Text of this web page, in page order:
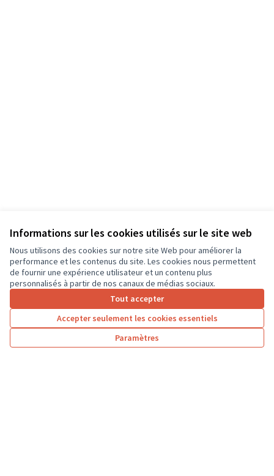
Informations sur les cookies utilisés sur le site web
Nous utilisons des cookies sur notre site Web pour améliorer la
performance et les contenus du site. Les cookies nous permettent
de fournir une expérience utilisateur et un contenu plus
personnalisés à partir de nos canaux de médias sociaux.
Tout accepter
Accepter seulement les cookies essentiels
Paramètres